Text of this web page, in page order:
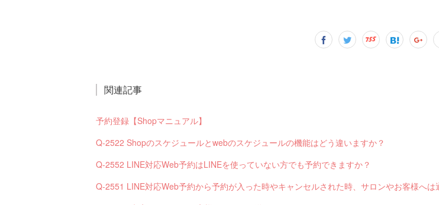
関連記事
予約登録【Shopマニュアル】
Q-2522 Shopのスケジュールとwebのスケジュールの機能はどう違いますか？
Q-2552 LINE対応Web予約はLINEを使っていない方でも予約できますか？